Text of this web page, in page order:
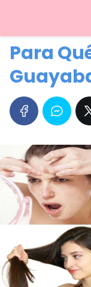
Para